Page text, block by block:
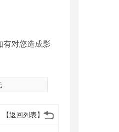
有对您造成影
【返回列表】